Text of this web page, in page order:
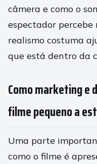
câmera e como o
espectador percebe
realismo costuma
que está dentro da
Como marketing e
filme pequeno a
Uma parte
como o filme é